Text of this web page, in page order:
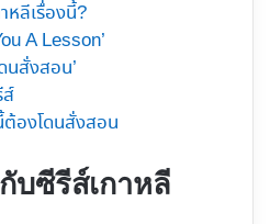
หลีเรื่องนี้?
A Lesson’
นสั่งสอน’
ส์
ต้องโดนสั่งสอน
บซีรีส์เกาหลี